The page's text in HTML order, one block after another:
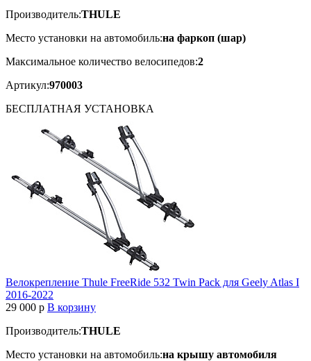
Производитель:THULE
Место установки на автомобиль:на фаркоп (шар)
Максимальное количество велосипедов:2
Артикул:970003
БЕСПЛАТНАЯ УСТАНОВКА
Велокрепление Thule FreeRide 532 Twin Pack для Geely Atlas I
2016-2022
29 000 p В корзину
Производитель:THULE
Место установки на автомобиль:на крышу автомобиля